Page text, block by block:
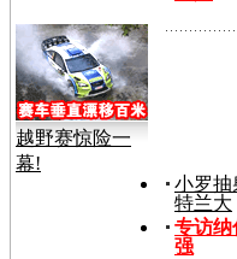
越野赛惊险一
幕!
小罗抽
特兰大
专访纳
强